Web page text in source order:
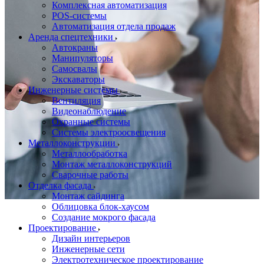
Комплексная автоматизация
POS-системы
Автоматизация отдела продаж
Аренда спецтехники
Автокраны
Манипуляторы
Самосвалы
Экскаваторы
Инженерные системы
Вентиляция
Видеонаблюдение
Охранные системы
Системы электроосвещения
Металлоконструкции
Металлообработка
Монтаж металлоконструкций
Сварочные работы
Отделка фасада
Монтаж сайдинга
Облицовка блок-хаусом
Создание мокрого фасада
Проектирование
Дизайн интерьеров
Инженерные сети
Электротехническое проектирование